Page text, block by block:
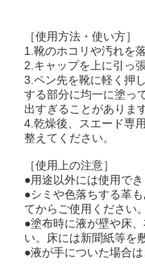
［使用方法・使い方］
1.靴のホコリや汚れを
2.キャップを上に引っ
3.ペン先を靴に軽く押
する部分に均一に塗っ
出すぎることがありま
4.乾燥後、スエード専
整えてください。
［使用上の注意］
●用途以外には使用でき
●シミや色落ちする革
てからご使用ください。
●塗布時に液が壁や床
い。床には新聞紙等を
●液が手についた場合